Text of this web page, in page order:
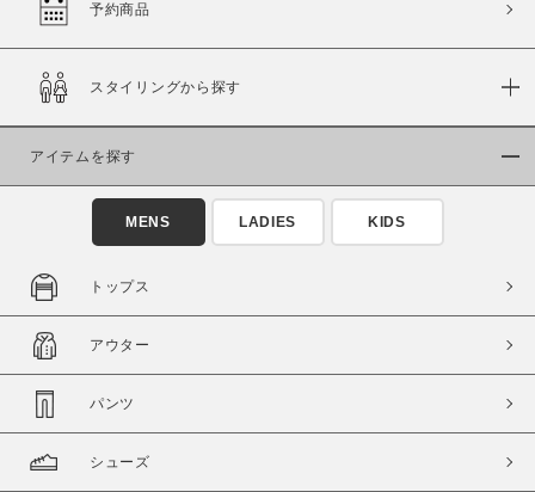
商品タイプ
通常商品
セール価格 WEB限定
在庫
在庫あり
予約商品
スタイリングから探す
アイテムを探す
MENS LADIES KIDS
トップス
アウター
パンツ
シューズ